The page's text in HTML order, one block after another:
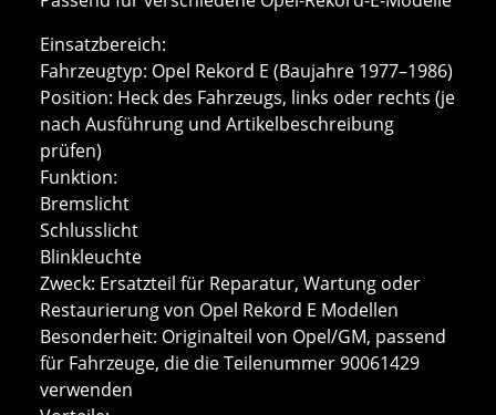
Einsatzbereich:
Fahrzeugtyp: Opel Rekord E (Baujahre 1977–1986)
Position: Heck des Fahrzeugs, links oder rechts (je
nach Ausführung und Artikelbeschreibung
prüfen)
Funktion:
Bremslicht
Schlusslicht
Blinkleuchte
Zweck: Ersatzteil für Reparatur, Wartung oder
Restaurierung von Opel Rekord E Modellen
Besonderheit: Originalteil von Opel/GM, passend
für Fahrzeuge, die die Teilenummer 90061429
verwenden